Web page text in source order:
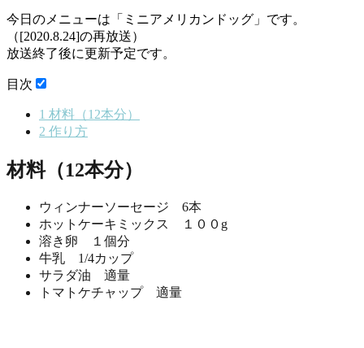
今日のメニューは「ミニアメリカンドッグ」です。
（[2020.8.24]の再放送）
放送終了後に更新予定です。
目次
1 材料（12本分）
2 作り方
材料（12本分）
ウィンナーソーセージ 6本
ホットケーキミックス １００g
溶き卵 １個分
牛乳 1/4カップ
サラダ油 適量
トマトケチャップ 適量